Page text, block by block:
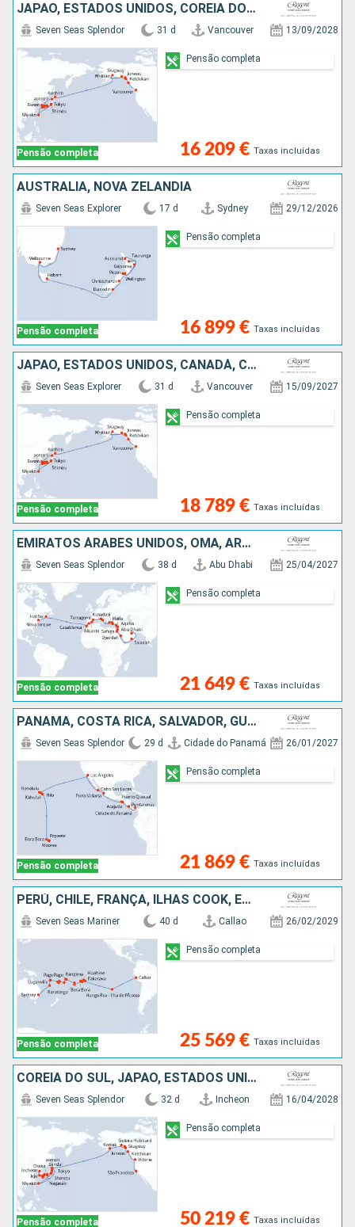
JAPÃO, ESTADOS UNIDOS, COREIA DO SUL, CANADÁ
Pensão completa
Seven Seas Splendor 31 d Vancouver 13/09/2028
16 209 € Taxas incluídas
Pensão completa
AUSTRALIA, NOVA ZELANDIA
Pensão completa
Seven Seas Explorer 17 d Sydney 29/12/2026
16 899 € Taxas incluídas
Pensão completa
JAPÃO, ESTADOS UNIDOS, CANADÁ, COREIA DO SUL
Pensão completa
Seven Seas Explorer 31 d Vancouver 15/09/2027
18 789 € Taxas incluídas
Pensão completa
EMIRATOS ÁRABES UNIDOS, OMÃ, ARABIA SAUDITA, EGITO, JORDÂNIA, ISRAEL, CHIPRE, TURQUIA, GRÉCIA, ITÁLIA, ESPANHA, MARROCOS, CANADÁ, ESTADOS UNIDOS
Pensão completa
Seven Seas Splendor 38 d Abu Dhabi 25/04/2027
21 649 € Taxas incluídas
Pensão completa
PANAMA, COSTA RICA, SALVADOR, GUATEMALA, CARAIBAS - MEXICO, ESTADOS UNIDOS, FRANÇA
Pensão completa
Seven Seas Splendor 29 d Cidade do Panamá 26/01/2027
21 869 € Taxas incluídas
Pensão completa
PERÚ, CHILE, FRANÇA, ILHAS COOK, ESTADOS UNIDOS, SAMOA, TONGA, FIJI (ILHAS), VANUATU, NOVA CALEDÓNIA, AUSTRALIA
Pensão completa
Seven Seas Mariner 40 d Callao 26/02/2029
25 569 € Taxas incluídas
Pensão completa
COREIA DO SUL, JAPÃO, ESTADOS UNIDOS, CANADÁ
Pensão completa
Seven Seas Splendor 32 d Incheon 16/04/2028
50 219 € Taxas incluídas
Pensão completa